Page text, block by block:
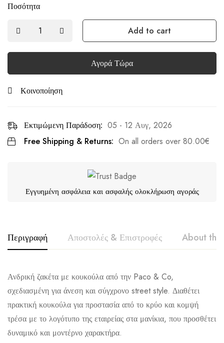
Ποσότητα
Add to cart
Αγορά Τώρα
Κοινοποίηση
Εκτιμώμενη Παράδοση: 05 - 12 Αυγ, 2026
Free Shipping & Returns: On all orders over 80.00€
Εγγυημένη ασφάλεια και ασφαλής ολοκλήρωση αγοράς
Περιγραφή Αποστολές & Επιστροφές About
Ανδρική ζακέτα με κουκούλα από την Paco & Co,
σχεδιασμένη για άνεση και σύγχρονο street style. Διαθέτει
πρακτική κουκούλα για προστασία από το κρύο και κομψή
τρέσα με το λογότυπο της εταιρείας στα μανίκια, που προσθέτει
δυναμικό και μοντέρνο χαρακτήρα.
PACO & CO